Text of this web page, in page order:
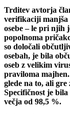
Trditev avtorja
verifikaciji manjša
osebe – le pri njih
popolnoma
so določali
osebah, je bila
oseb z velikim
praviloma
glede na to, ali gre
Specifičnost je
večja od 98,5 %.